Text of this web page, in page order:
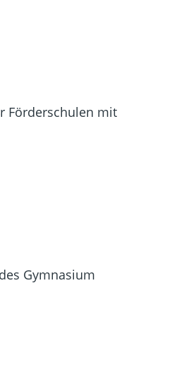
Förderschulen mit
Gymnasium